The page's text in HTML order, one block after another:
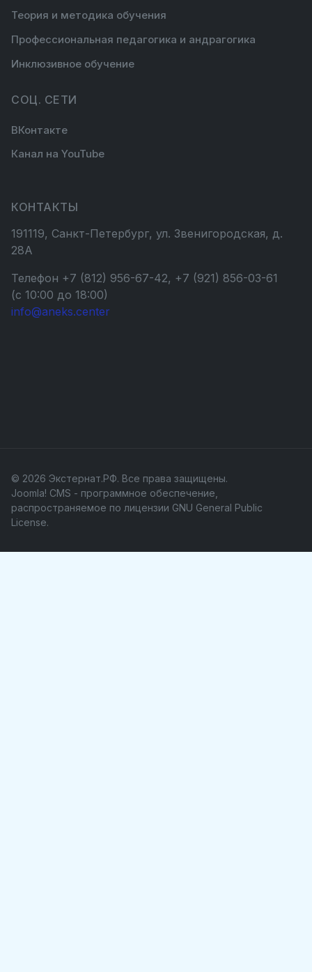
Теория и методика обучения
Профессиональная педагогика и андрагогика
Инклюзивное обучение
СОЦ. СЕТИ
ВКонтакте
Канал на YouTube
КОНТАКТЫ
191119, Санкт-Петербург, ул. Звенигородская, д.
28А
Телефон +7 (812) 956-67-42, +7 (921) 856-03-61
(с 10:00 до 18:00)
info@aneks.center
© 2026 Экстернат.РФ. Все права защищены.
Joomla! CMS - программное обеспечение,
распространяемое по лицензии GNU General Public
License.